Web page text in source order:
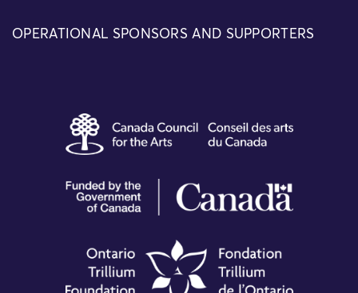
OPERATIONAL SPONSORS AND SUPPORTERS